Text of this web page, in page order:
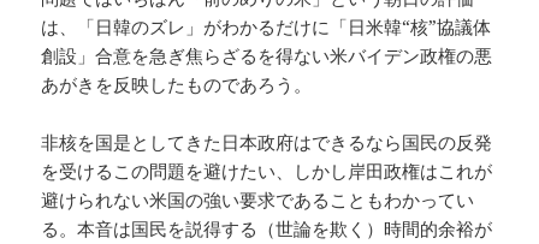
は、「日韓のズレ」がわかるだけに「日米韓“核”協議体
創設」合意を急ぎ焦らざるを得ない米バイデン政権の悪
あがきを反映したものであろう。
非核を国是としてきた日本政府はできるなら国民の反発
を受けるこの問題を避けたい、しかし岸田政権はこれが
避けられない米国の強い要求であることもわかってい
る。本音は国民を説得する（世論を欺く）時間的余裕が